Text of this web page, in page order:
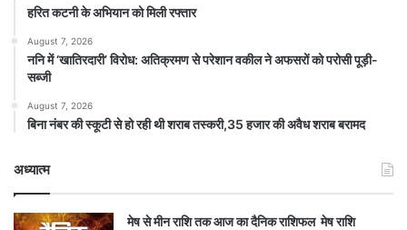
हरित कटनी के अभियान को मिली रफ्तार
August 7, 2026
ननि में ‘खातिरदारी’ विरोध: अतिक्रमण से परेशान वकील ने अफसरों को परोसी पूड़ी-
सब्जी
August 7, 2026
बिना नंबर की स्कूटी से हो रही थी शराब तस्करी,35 हजार की अवैध शराब बरामद
अध्यात्म
मेष से मीन राशि तक आज का दैनिक राशिफल मेष राशि